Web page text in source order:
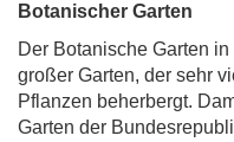
Botanischer Garten
Der Botanische Garten
großer Garten, der sehr
Pflanzen beherbergt.
Garten der